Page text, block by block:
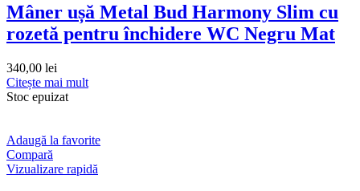
Mâner ușă Metal Bud Harmony Slim cu
rozetă pentru închidere WC Negru Mat
340,00 lei
Citește mai mult
Stoc epuizat
Adaugă la favorite
Compară
Vizualizare rapidă